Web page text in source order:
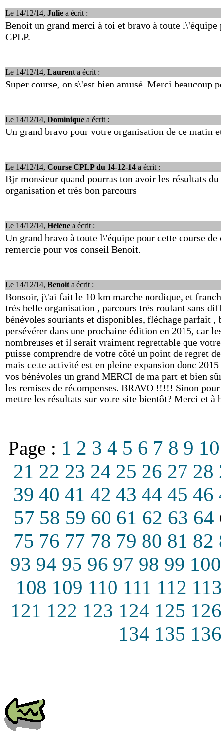
Le 14/12/14, Julie a écrit :
Benoit un grand merci à toi et bravo à toute
CPLP.
Le 14/12/14, Laurent a écrit :
Super course, on s\'est bien amusé. Merci beaucoup
Le 14/12/14, Dominique a écrit :
Un grand bravo pour votre organisation de ce matin
Le 14/12/14, Course CPLP du 14-12-14 a écrit :
Bjr monsieur quand pourras ton avoir les résultats
organisation et très bon parcours
Le 14/12/14, Hélène a écrit :
Un grand bravo à toute l\'équipe pour cette course
remercie pour vos conseil Benoit.
Le 14/12/14, Benoit a écrit :
Bonsoir, j\'ai fait le 10 km marche nordique, et
très belle organisation , parcours très roulant sans
bénévoles souriants et disponibles, fléchage parfait ,
persévérer dans une prochaine édition en 2015, car
nombreuses et il serait vraiment regrettable que
puisse comprendre de votre côté un point de regret
mais cette activité est en pleine expansion donc
vos bénévoles un grand MERCI de ma part et bien
les remises de récompenses. BRAVO !!!!! Sinon
mettre les résultats sur votre site bientôt? Merci et
Page : 1 2 3 4 5 6 7 8 9 10
21 22 23 24 25 26 27 28
39 40 41 42 43 44 45 46
57 58 59 60 61 62 63 64
75 76 77 78 79 80 81 82
93 94 95 96 97 98 99 100
108 109 110 111 112
121 122 123 124 125 126
134 135 136